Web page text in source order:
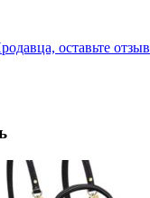
оставьте отзыв